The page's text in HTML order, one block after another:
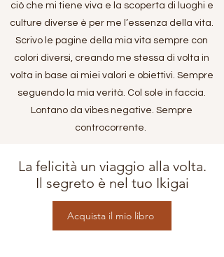
ciò che mi tiene viva e la scoperta di luoghi e
culture diverse è per me l’essenza della vita.
Scrivo le pagine della mia vita sempre con
colori diversi, creando me stessa di volta in
volta in base ai miei valori e obiettivi. Sempre
seguendo la mia verità. Col sole in faccia.
Lontano da vibes negative. Sempre
controcorrente.
La felicità un viaggio alla volta.
Il segreto è nel tuo Ikigai
Acquista il mio libro